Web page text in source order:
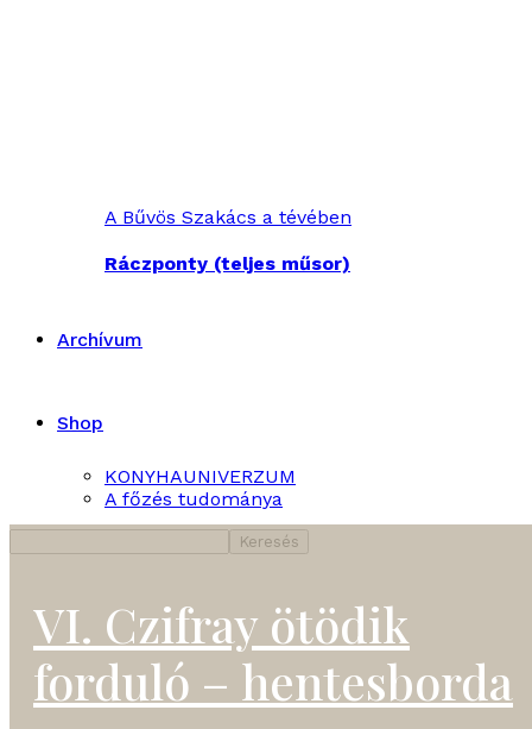
A Bűvös Szakács a tévében
Ráczponty (teljes műsor)
Archívum
Shop
KONYHAUNIVERZUM
A főzés tudománya
VI. Czifray ötödik
forduló – hentesborda